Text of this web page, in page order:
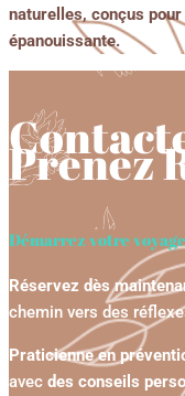
naturelles, conçus
épanouissante.
Prenez
Démarrez votre voyage
Réservez dès
chemin vers des
Praticienne en
avec des conseils